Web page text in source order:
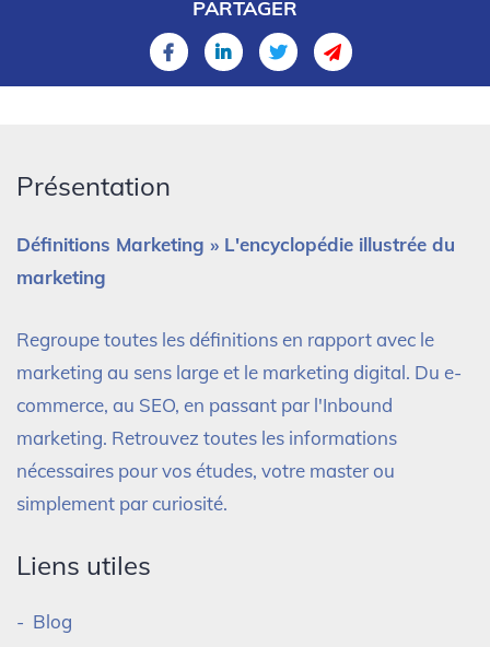
PARTAGER
Présentation
Définitions Marketing » L'encyclopédie illustrée du
marketing
Regroupe toutes les définitions en rapport avec le
marketing au sens large et le marketing digital. Du e-
commerce, au SEO, en passant par l'Inbound
marketing. Retrouvez toutes les informations
nécessaires pour vos études, votre master ou
simplement par curiosité.
Liens utiles
Blog